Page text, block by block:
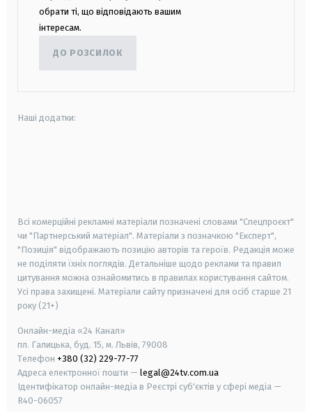
обрати ті, що відповідають вашим
інтересам.
ДО РОЗСИЛОК
Наші додатки:
Всі комерційні рекламні матеріали позначені словами "Спецпроєкт"
чи "Партнерський матеріал". Матеріали з позначкою "Експерт",
"Позиція" відображають позицію авторів та героїв. Редакція може
не поділяти їхніх поглядів. Детальніше щодо реклами та правил
цитування можна ознайомитись в правилах користування сайтом.
Усі права захищені. Матеріали сайту призначені для осіб старше 21
року (21+)
Онлайн-медіа «24 Канал»
пл. Галицька, буд. 15, м. Львів, 79008
Телефон +380 (32) 229-77-77
Адреса електронної пошти — legal@24tv.com.ua
Ідентифікатор онлайн-медіа в Реєстрі суб'єктів у сфері медіа —
R40-06057